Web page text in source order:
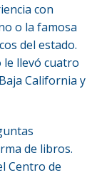
con
o la famosa
del estado.
le llevó cuatro
California y
de libros.
Centro de